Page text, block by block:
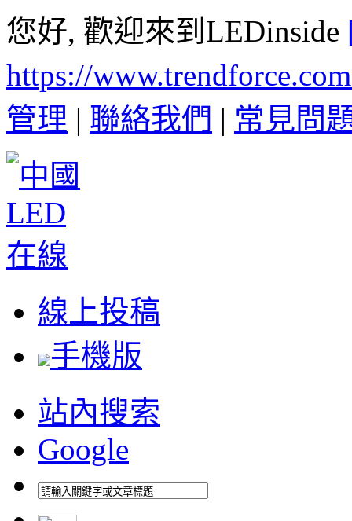
您好, 歡迎來到LEDinside
https://
管理 | 聯絡我們 | 常見問
線上投稿
手機版
站內搜索
Google